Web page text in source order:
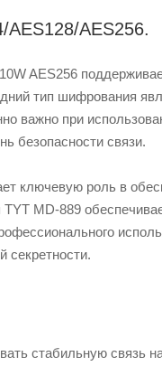
AES256.
AES256
тип шифрования
важно при
безопасности связи.
ключевую роль в
MD-889
секретности.
стабильную связь